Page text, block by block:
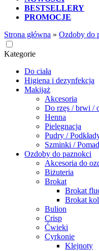
BESTSELLERY
PROMOCJE
Strona główna » Ozdoby do
Kategorie
Do ciała
Higiena i dezynfekcja
Makijaż
Akcesoria
Do rzęs / brwi /
Henna
Pielęgnacja
Pudry /
Szminki /
Ozdoby do paznokci
Akcesoria do
Biżuteria
Brokat
Brokat
Brokat
Bulion
Crisp
Ćwieki
Cyrkonie
Klejnoty